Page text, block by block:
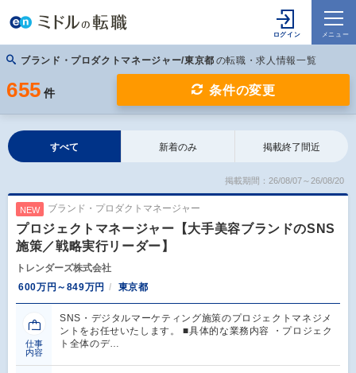
ブランド・プロダクトマネージャー/東京都 の転職・求人情報一覧
655 件 条件の変更
すべて 新着のみ 掲載終了間近
掲載期間：26/08/07～26/08/20
NEW ブランド・プロダクトマネージャー
プロジェクトマネージャー【大手美容ブランドのSNS
施策／戦略実行リーダー】
トレンダーズ株式会社
600万円～849万円
東京都
仕事
内容
SNS・デジタルマーケティング施策のプロジェクトマネジメ
ントをお任せいたします。 ■具体的な業務内容 ・プロジェク
ト全体のデ…